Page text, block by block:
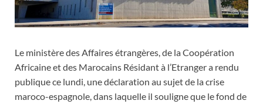
Le ministère des Affaires étrangères, de la Coopération
Africaine et des Marocains Résidant à l’Etranger a rendu
publique ce lundi, une déclaration au sujet de la crise
maroco-espagnole, dans laquelle il souligne que le fond de